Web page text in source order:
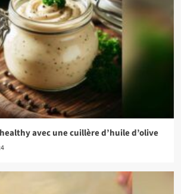
avec une cuillère d’huile d’olive